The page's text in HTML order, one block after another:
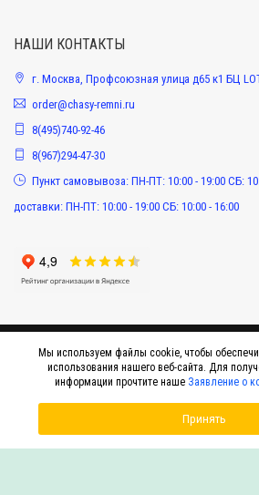
НАШИ КОНТАКТЫ
г. Москва, Профсоюзная улица д65 к1 БЦ
order@chasy-remni.ru
8(495)740-92-46
8(967)294-47-30
Пункт самовывоза: ПН-ПТ: 10:00 - 19:00 СБ:
доставки: ПН-ПТ: 10:00 - 19:00 СБ: 10:00 - 16:00
© 2015-2026 Интернет-магазин оригинальных
Мы используем файлы cookie, чтобы
использования нашего веб-сайта. Для
информации прочтите наше Заявление о
Принять